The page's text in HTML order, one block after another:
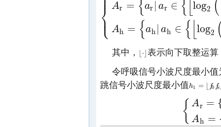
⎩
⎨
⎪
Ar = { ar ar ∈ { ⌊log2 (
Ah = {ah ah ∈ { log2
{A log2 f0 fs
其中， ⋅⋅⌋ 表示向下取整运算
令呼吸信号小波尺度最小值
跳信号小波尺度最小值h1 = f0 fs
h1 =⌊f0 s/f h2
{ Ar =
Ah =
{A